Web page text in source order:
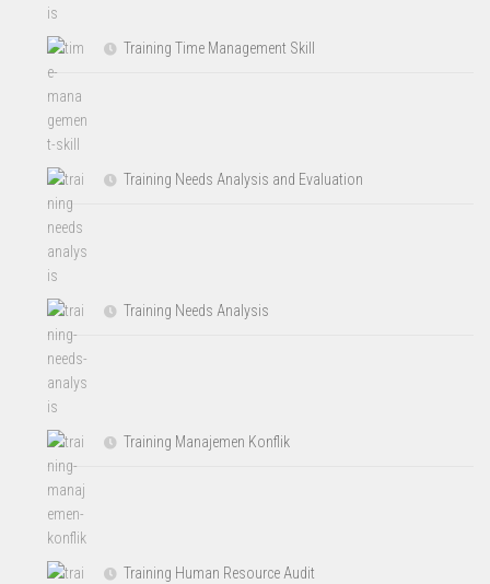
Training Time Management Skill
Training Needs Analysis and Evaluation
Training Needs Analysis
Training Manajemen Konflik
Training Human Resource Audit